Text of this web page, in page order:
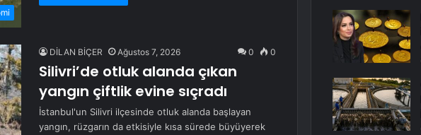
DİLAN BİÇER Ağustos 7, 2026 0 0
Silivri’de otluk alanda çıkan
yangın çiftlik evine sıçradı
İstanbul'un Silivri ilçesinde otluk alanda başlayan
yangın, rüzgarın da etkisiyle kısa sürede büyüyerek